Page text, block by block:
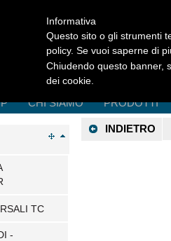
CHI SIAMO PRODOTTI
TC
-
INDIETRO
Informativa
Questo sito o gli strumenti
policy. Se vuoi saperne di
Chiudendo questo banner,
dei cookie.